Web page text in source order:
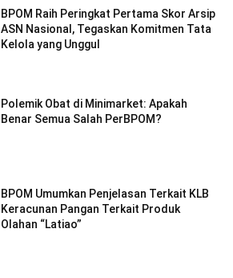
BPOM Raih Peringkat Pertama Skor Arsip
ASN Nasional, Tegaskan Komitmen Tata
Kelola yang Unggul
Polemik Obat di Minimarket: Apakah
Benar Semua Salah PerBPOM?
BPOM Umumkan Penjelasan Terkait KLB
Keracunan Pangan Terkait Produk
Olahan “Latiao”